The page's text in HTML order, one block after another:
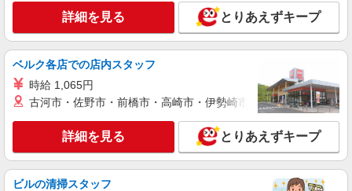
契約社員登用後の待遇＞ ◆交通費全額支給 ◆賞与
（規定有） ◆リフレッシュ休暇 ◆各種手当（資格
手当、リーダー手当、年末年始手当etc） ◆正社
員登用制度 ◆産休育休制度
大手家電量販店 auコーナー(北海道北見市)
キープ 詳細を見る
派遣社員
株式会社日本パーソナルビジネス北海道支店【HK1_54】
携帯販売スタッフ
【時給】 初日から時給1200円スタート◎ 【月
収例】 月収22万6200円 ＝時給1200円×8h×22日＋
残(10h) ●交通費支給(規定有) ●残業手当（時給
×1.25） ●各種手当支給 各種社会保険完備/年次有
◆ソフトバンク北見駅前店 ◆北海道北見市
詳細を見る とりあえずキープ
ベルク各店での店内スタッフ
時給 1,065円
古河市・佐野市・前橋市・高崎市・伊勢崎市・太田市・館林市
詳細を見る とりあえずキープ
ビルの清掃スタッフ